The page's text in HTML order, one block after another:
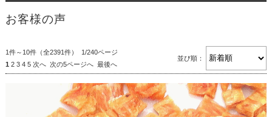
お客様の声
1件～10件（全2391件） 1/240ページ
1 2 3 4 5 次へ 次の5ページへ 最後へ
並び順：